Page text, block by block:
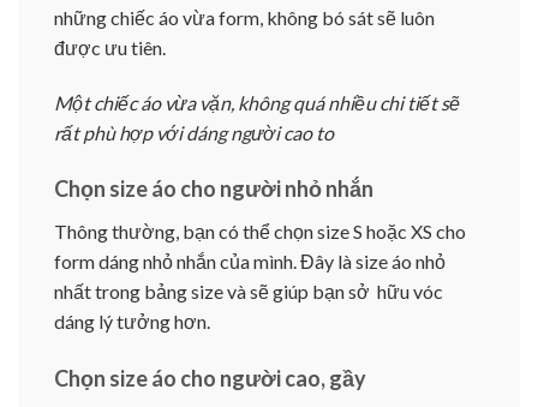
những chiếc áo vừa form, không bó sát sẽ luôn
được ưu tiên.
Một chiếc áo vừa vặn, không quá nhiều chi tiết sẽ
rất phù hợp với dáng người cao to
Chọn size áo cho người nhỏ nhắn
Thông thường, bạn có thể chọn size S hoặc XS cho
form dáng nhỏ nhắn của mình. Đây là size áo nhỏ
nhất trong bảng size và sẽ giúp bạn sở hữu vóc
dáng lý tưởng hơn.
Chọn size áo cho người cao, gầy